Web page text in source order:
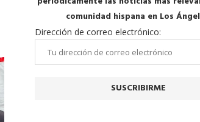
comunidad hispana en Los
Dirección de correo electrónico: